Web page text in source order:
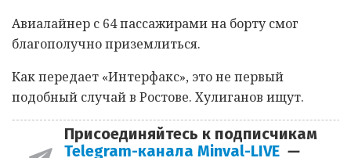
Авиалайнер с 64 пассажирами на борту смог
благополучно приземлиться.
Как передает «Интерфакс», это не первый
подобный случай в Ростове. Хулиганов ищут.
Присоединяйтесь к подписчикам
Telegram-канала Minval-LIVE —